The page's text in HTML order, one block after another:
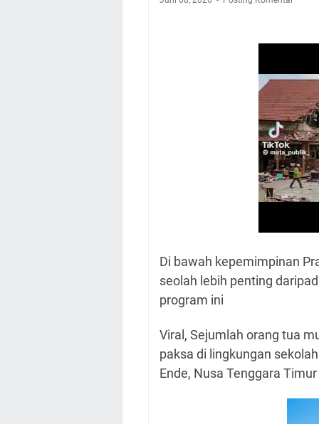
Di bawah kepemimpinan
seolah lebih penting
program ini
Viral, Sejumlah orang tua
paksa di lingkungan
Ende, Nusa Tenggara